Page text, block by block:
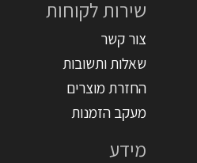
שירות לקוחות
צור קשר
שאלות ותשובות
החזרת מוצרים
מעקב הזמנות
מידע